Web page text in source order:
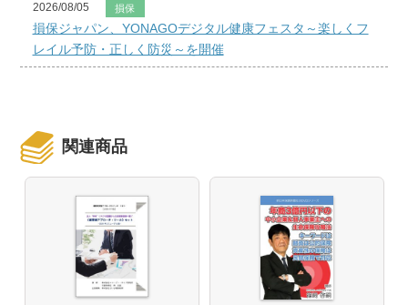
2026/08/05 損保
損保ジャパン、YONAGOデジタル健康フェスタ～楽しくフ
レイル予防・正しく防災～を開催
関連商品